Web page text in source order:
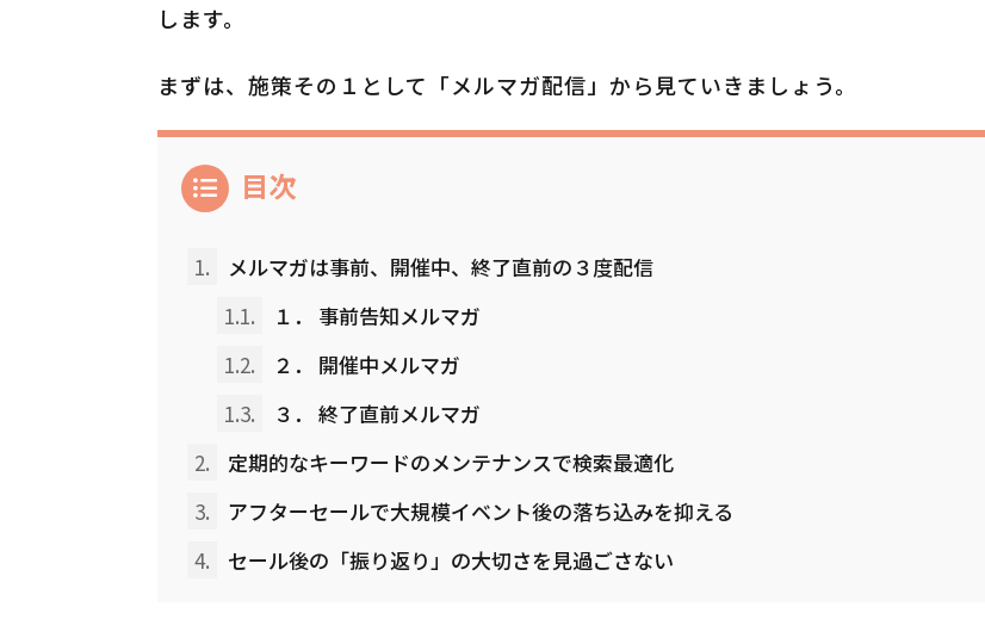
します。
まずは、施策その１として「メルマガ配信」から見ていきましょう。
目次
1.
メルマガは事前、開催中、終了直前の３度配信
1.1.
１． 事前告知メルマガ
1.2.
２． 開催中メルマガ
1.3.
３． 終了直前メルマガ
2.
定期的なキーワードのメンテナンスで検索最適化
3.
アフターセールで大規模イベント後の落ち込みを抑える
4.
セール後の「振り返り」の大切さを見過ごさない